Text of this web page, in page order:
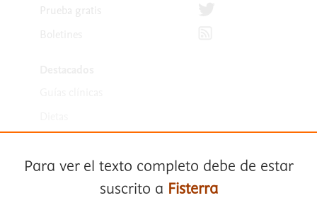
Prueba gratis
Para ver el texto completo debe de estar
suscrito a Fisterra